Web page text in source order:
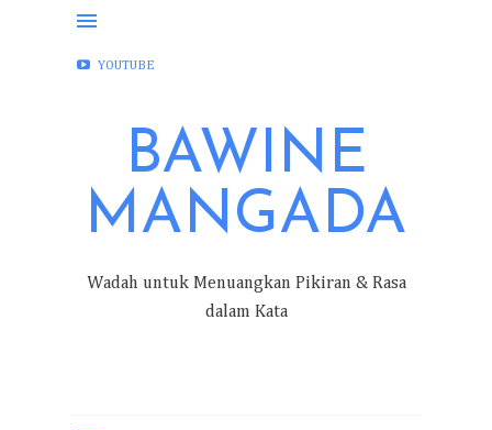
FACEBOOK
YOUTUBE
BAWINE
MANGADA
Wadah untuk Menuangkan Pikiran & Rasa
dalam Kata